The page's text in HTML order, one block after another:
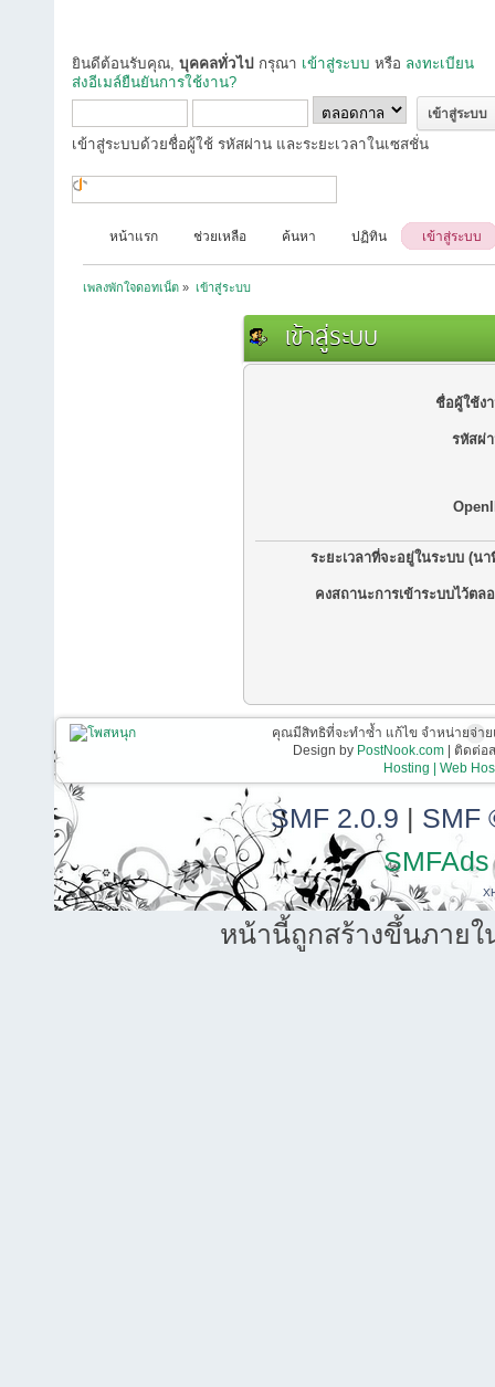
ยินดีต้อนรับคุณ, บุคคลทั่วไป กรุณา เข้าสู่ระบบ หรือ ลงทะเบียน
ส่งอีเมล์ยืนยันการใช้งาน?
เข้าสู่ระบบด้วยชื่อผู้ใช้ รหัสผ่าน และระยะเวลาในเซสชั่น
หน้าแรก ช่วยเหลือ ค้นหา ปฏิทิน เข้าสู่ระบบ
เพลงพักใจดอทเน็ต » เข้าสู่ระบบ
เข้าสู่ระบบ
ชื่อผู้ใช้ง
รหัสผ่
ระยะเวลาที่จะอยู่ในระบบ (นา
คงสถานะการเข้าระบบไว้ตล
คุณมีสิทธิที่จะทำซ้ำ แก้ไข จำหน่ายจ่า
Design by PostNook.com| ติดต่อส
Hosting | Web
SMF 2.0.9 | SMF
SMFAds
หน้านี้ถูกสร้างขึ้นภายใ